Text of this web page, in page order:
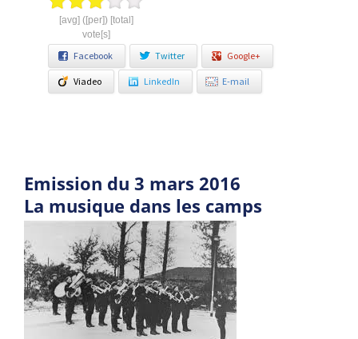
[avg] ([per]) [total]
vote[s]
Facebook Twitter Google+
Viadeo LinkedIn E-mail
Emission du 3 mars 2016
La musique dans les camps